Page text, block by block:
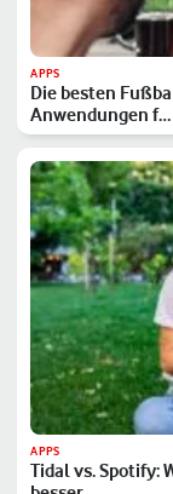
APPS
Die besten
Anwendungen f…
APPS
Tidal vs. Spotify: